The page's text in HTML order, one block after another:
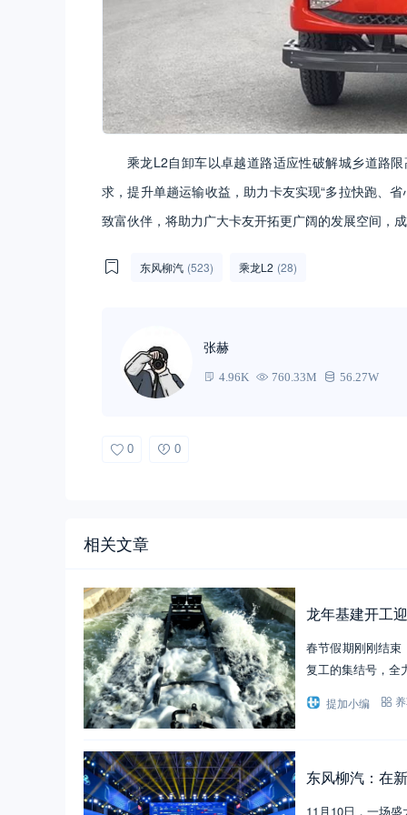
乘龙L2自卸车以卓越道路适应性破解城乡道路
求，提升单趟运输收益，助力卡友实现“多拉快跑、
致富伙伴，将助力广大卡友开拓更广阔的发展空间，
东风柳汽 (523) 乘龙L2 (28)
张赫
4.96K 760.33M 56.27W
0 0
相关文章
龙年基建开工
春节假期刚刚结
复工的集结号，全
提加小编
东风柳汽：在
11月10日，一场